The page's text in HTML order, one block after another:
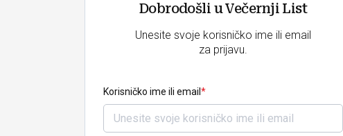
Dobrodošli u Večernji List
Unesite svoje korisničko ime ili email
za prijavu.
Korisničko ime ili email